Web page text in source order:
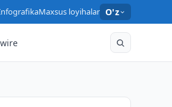
Maxsus loyihalar O'z